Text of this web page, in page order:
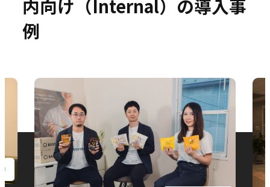
お役立ち情報
内向け（Internal）の導入事
例